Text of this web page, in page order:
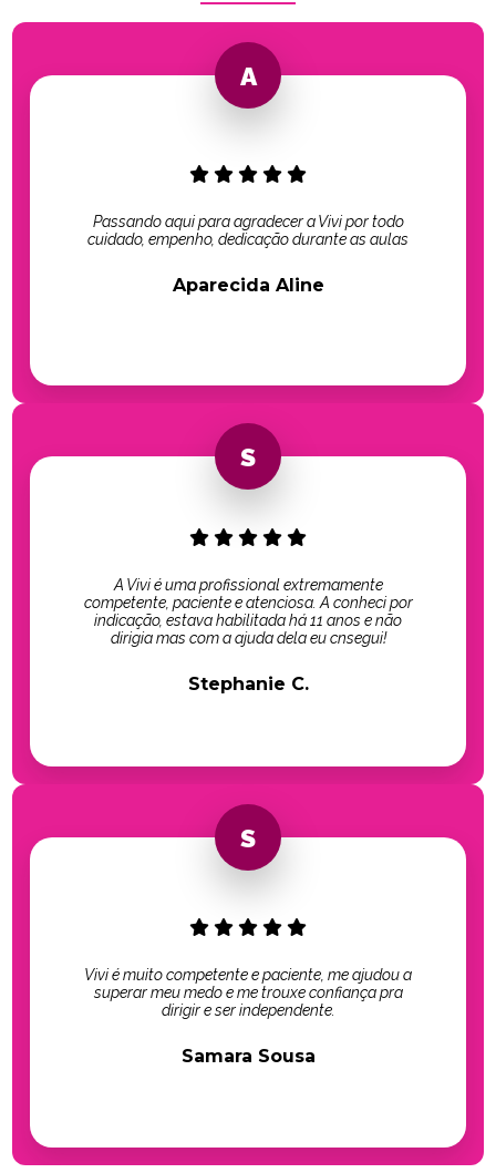
Passando aqui para agradecer a Vivi por todo
cuidado, empenho, dedicação durante as aulas
Aparecida Aline
A Vivi é uma profissional extremamente
competente, paciente e atenciosa. A conheci por
indicação, estava habilitada há 11 anos e não
dirigia mas com a ajuda dela eu cnsegui!
Stephanie C.
Vivi é muito competente e paciente, me ajudou a
superar meu medo e me trouxe confiança pra
dirigir e ser independente.
Samara Sousa